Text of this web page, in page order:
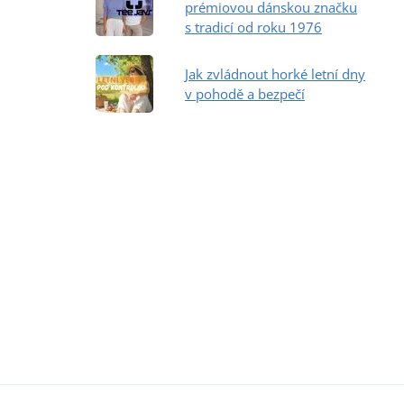
prémiovou dánskou značku
s tradicí od roku 1976
Jak zvládnout horké letní dny
v pohodě a bezpečí